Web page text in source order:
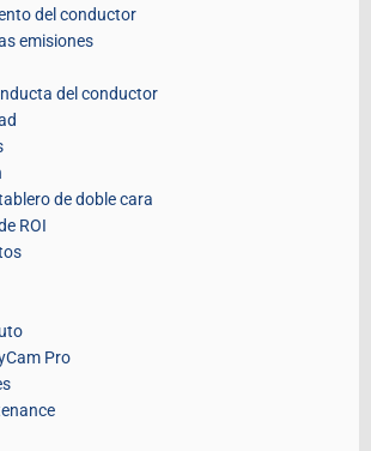
del conductor
emisiones
del conductor
de doble cara
ROI
Pro